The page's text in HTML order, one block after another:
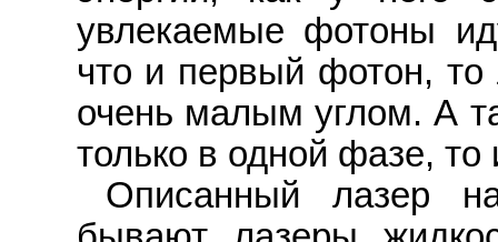
увлекаемые фотоны
что и первый фотон, то
очень малым углом. А
только в одной фазе, то
Описанный лазер